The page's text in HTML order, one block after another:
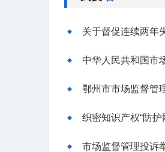
关于督促连续两年
中华人民共和国市
鄂州市市场监督管
织密知识产权“防
市场监督管理投诉